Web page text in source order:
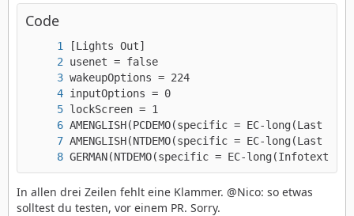
Code
GERMAN(NTDEMO(specific = EC-long(Infotext))
In allen drei Zeilen fehlt eine Klammer. @Nico: so etwas
solltest du testen, vor einem PR. Sorry.